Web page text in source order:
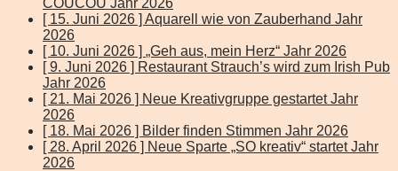
COUCOU Jahr 2026
[ 15. Juni 2026 ] Aquarell wie von Zauberhand Jahr
2026
[ 10. Juni 2026 ] „Geh aus, mein Herz“ Jahr 2026
[ 9. Juni 2026 ] Restaurant Strauch’s wird zum Irish Pub
Jahr 2026
[ 21. Mai 2026 ] Neue Kreativgruppe gestartetJahr
2026
[ 18. Mai 2026 ] Bilder finden Stimmen Jahr 2026
[ 28. April 2026 ] Neue Sparte „SO kreativ“ startetJahr
2026